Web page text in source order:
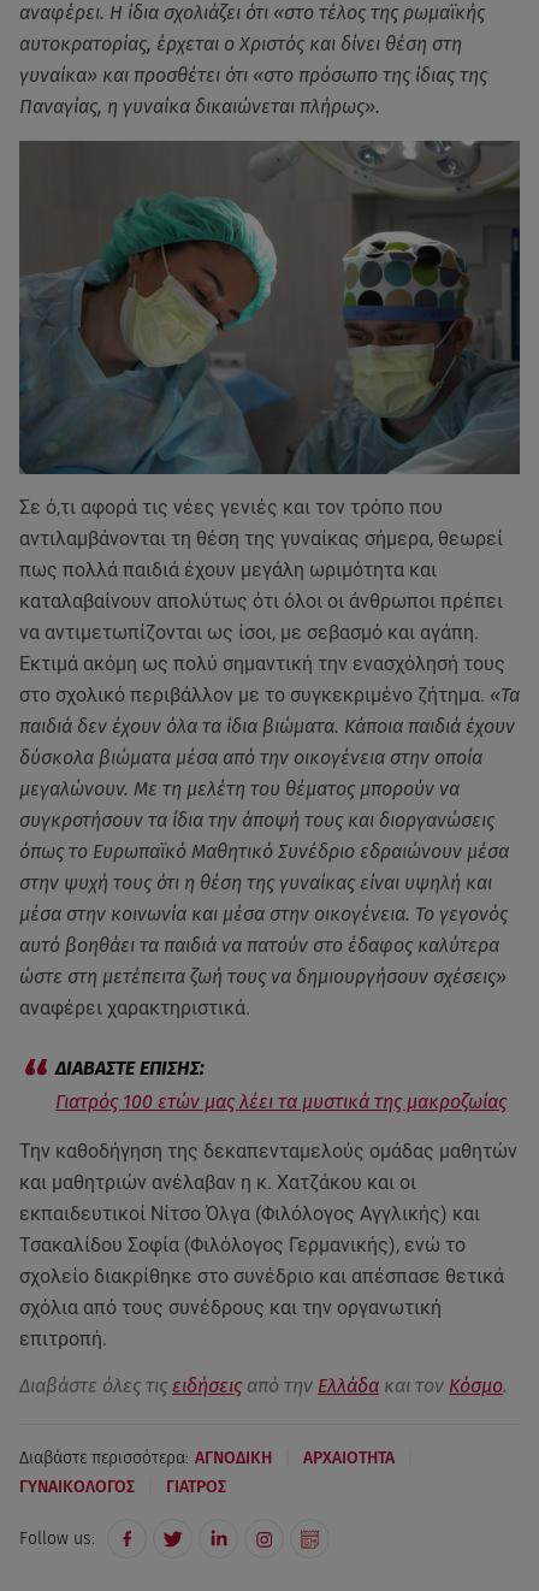
αναφέρει. Η ίδια σχολιάζει ότι «στο τέλος της ρωμαϊκής
αυτοκρατορίας, έρχεται ο Χριστός και δίνει θέση στη
γυναίκα» και προσθέτει ότι «στο πρόσωπο της ίδιας της
Παναγίας, η γυναίκα δικαιώνεται πλήρως».
Σε ό,τι αφορά τις νέες γενιές και τον τρόπο που
αντιλαμβάνονται τη θέση της γυναίκας σήμερα, θεωρεί
πως πολλά παιδιά έχουν μεγάλη ωριμότητα και
καταλαβαίνουν απολύτως ότι όλοι οι άνθρωποι πρέπει
να αντιμετωπίζονται ως ίσοι, με σεβασμό και αγάπη.
Εκτιμά ακόμη ως πολύ σημαντική την ενασχόλησή τους
στο σχολικό περιβάλλον με το συγκεκριμένο ζήτημα. «Τα
παιδιά δεν έχουν όλα τα ίδια βιώματα. Κάποια παιδιά έχουν
δύσκολα βιώματα μέσα από την οικογένεια στην οποία
μεγαλώνουν. Με τη μελέτη του θέματος μπορούν να
συγκροτήσουν τα ίδια την άποψή τους και διοργανώσεις
όπως το Ευρωπαϊκό Μαθητικό Συνέδριο εδραιώνουν μέσα
στην ψυχή τους ότι η θέση της γυναίκας είναι υψηλή και
μέσα στην κοινωνία και μέσα στην οικογένεια. Το γεγονός
αυτό βοηθάει τα παιδιά να πατούν στο έδαφος καλύτερα
ώστε στη μετέπειτα ζωή τους να δημιουργήσουν σχέσεις»
αναφέρει χαρακτηριστικά.
Γιατρός 100 ετών μας λέει τα μυστικά της μακροζωίας
Την καθοδήγηση της δεκαπενταμελούς ομάδας μαθητών
και μαθητριών ανέλαβαν η κ. Χατζάκου και οι
εκπαιδευτικοί Νίτσο Όλγα (Φιλόλογος Αγγλικής) και
Τσακαλίδου Σοφία (Φιλόλογος Γερμανικής), ενώ το
σχολείο διακρίθηκε στο συνέδριο και απέσπασε θετικά
σχόλια από τους συνέδρους και την οργανωτική
επιτροπή.
Διαβάστε όλες τις ειδήσεις από την Ελλάδα και τον Κόσμο.
Διαβάστε περισσότερα: ΑΓΝΟΔΙΚΗ ΑΡΧΑΙΟΤΗΤΑ
ΓΥΝΑΙΚΟΛΟΓΟΣ ΓΙΑΤΡΟΣ
Follow us: